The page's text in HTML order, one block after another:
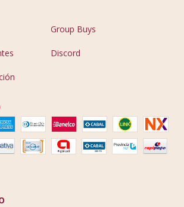
Group Buys
Discord